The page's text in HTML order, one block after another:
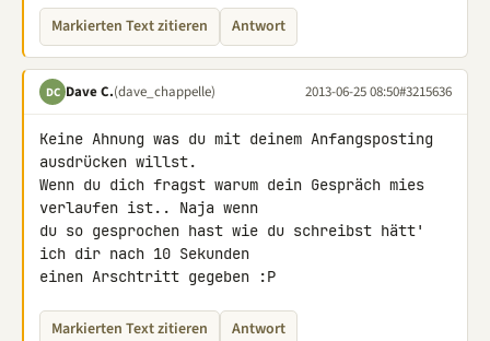
Markierten Text zitieren Antwort
DC Dave C.(dave_chappelle) 2013-06-25 08:50#3215636
Keine Ahnung was du mit deinem Anfangsposting
ausdrücken willst.
Wenn du dich fragst warum dein Gespräch mies
verlaufen ist.. Naja wenn
du so gesprochen hast wie du schreibst hätt'
ich dir nach 10 Sekunden
einen Arschtritt gegeben :P
Markierten Text zitieren Antwort